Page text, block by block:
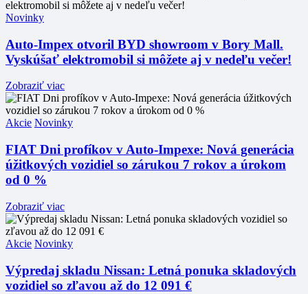
Novinky
Auto-Impex otvoril BYD showroom v Bory Mall.
Vyskúšať elektromobil si môžete aj v nedeľu večer!
Zobraziť viac
Akcie Novinky
FIAT Dni profíkov v Auto-Impexe: Nová generácia
úžitkových vozidiel so zárukou 7 rokov a úrokom
od 0 %
Zobraziť viac
Akcie Novinky
Výpredaj skladu Nissan: Letná ponuka skladových
vozidiel so zľavou až do 12 091 €